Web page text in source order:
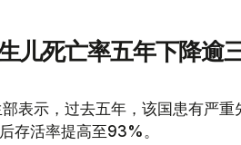
儿死亡率五年下降逾
表示，过去五年，该国患有严
存活率提高至93%。